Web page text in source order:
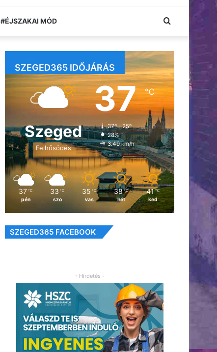
#ÉJSZAKAI MÓD Keresés:
SZEGED365 IDŐJÁRÁS
Szeged
Felhősödés
37℃
37º - 25º
28%
3.49 km/h
37 ℃
pén
33 ℃
szo
35 ℃
vas
38 ℃
hét
41 ℃
ked
SZEGED365 FACEBOOK
- Hirdetés -